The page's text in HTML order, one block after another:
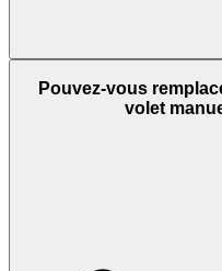
Pouvez-vous
volet